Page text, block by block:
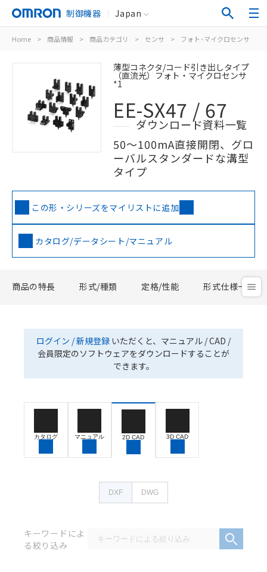
制御機器 Japan
Home > 商品情報 > 商品カテゴリ > センサ > フォト･マイクロセンサ
薄型コネクタ/コード引き出しタイプ
（直流光）フォト・マイクロセンサ
*1
EE-SX47 / 67
ダウンロード資料一覧
50～100mA直接開閉、グロ
ーバルスタンダードな溝型
タイプ
この形・シリーズをマイリストに追加
カタログ/データシート/マニュアル
商品の特長 形式/種類 定格/性能 形式仕様一覧
ログイン / 新規登録 いただくと、マニュアル / CAD /
会員限定のソフトウェアをダウンロードすることが
できます。
カタログ マニュアル 2D CAD 3D CAD
DXF DWG
キーワードによ
る絞り込み